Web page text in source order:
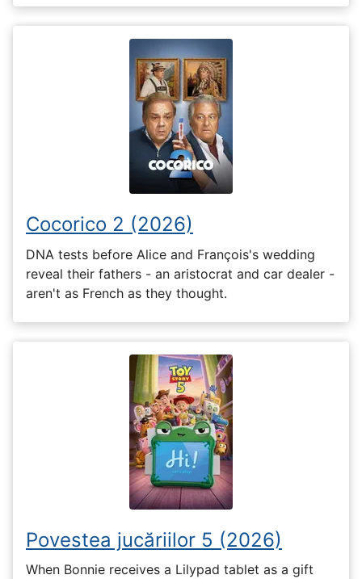
Cocorico 2 (2026)
DNA tests before Alice and François's wedding
reveal their fathers - an aristocrat and car dealer -
aren't as French as they thought.
Povestea jucăriilor 5 (2026)
When Bonnie receives a Lilypad tablet as a gift